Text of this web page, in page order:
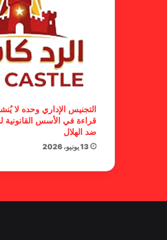
التجنيس الإداري وحده لا
قراءة في الأسس القانونية
ضد الهلال
13 يونيو، 2026